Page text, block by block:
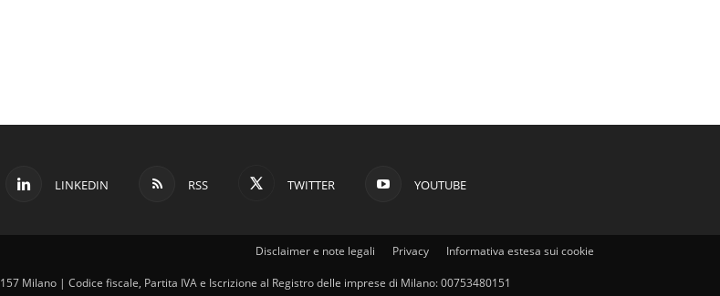
LINKEDIN RSS TWITTER YOUTUBE
Disclaimer e note legali Privacy Informativa estesa sui cookie
Milano | Codice fiscale, Partita IVA e Iscrizione al Registro delle imprese di Milano: 00753480151